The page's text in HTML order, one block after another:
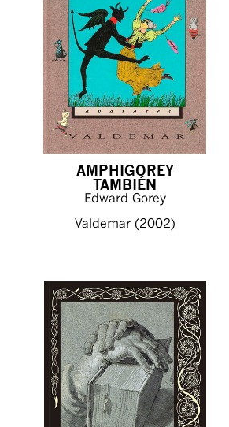
AMPHIGOREY
TAMBIÉN
Edward Gorey
Valdemar (2002)